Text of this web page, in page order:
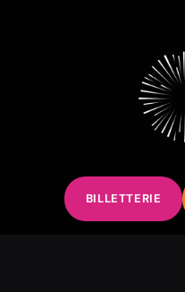
BILLETTERIE